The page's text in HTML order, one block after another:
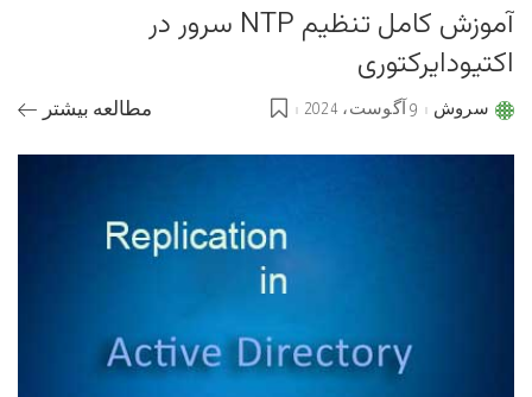
آموزش کامل تنظیم NTP سرور در
اکتیودایرکتوری
Postedسروش 9 آگوست، 2024 مطالعه بیشتر